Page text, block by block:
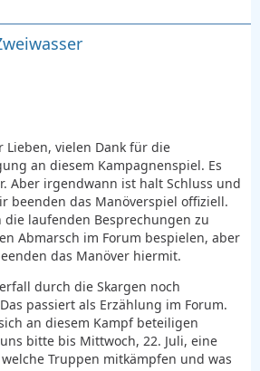
Lieben, vielen Dank für die
an diesem Kampagnenspiel. Es
Aber irgendwann ist halt Schluss und
beenden das Manöverspiel offiziell.
laufenden Besprechungen zu
Abmarsch im Forum bespielen, aber
das Manöver hiermit.
durch die Skargen noch
passiert als Erzählung im Forum.
an diesem Kampf beteiligen
bitte bis Mittwoch, 22. Juli, eine
Truppen mitkämpfen und was